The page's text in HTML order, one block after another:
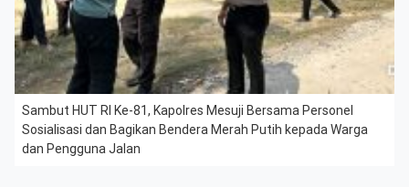
Sambut HUT RI Ke-81, Kapolres Mesuji Bersama Personel
Sosialisasi dan Bagikan Bendera Merah Putih kepada Warga
dan Pengguna Jalan